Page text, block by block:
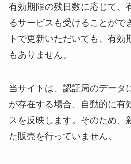
有効期限の残日数に応じて、
るサービスも受けることがで
トで更新いただいても、有効
もありません。
当サイトは、認証局のデータ
が存在する場合、自動的に有
スを反映します。そのため、
た販売を行っていません。